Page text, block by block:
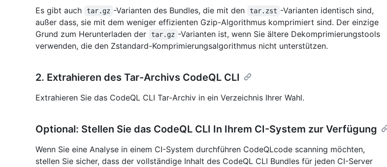
Es gibt auch
tar.gz -Varianten des Bundles, die mit den tar.zst -Varianten identisch sind,
außer dass, sie mit dem weniger effizienten Gzip-Algorithmus komprimiert sind. Der einzige
Grund zum Herunterladen der
tar.gz -Varianten ist, wenn Sie ältere Dekomprimierungstools
verwenden, die den Zstandard-Komprimierungsalgorithmus nicht unterstützen.
2. Extrahieren des Tar-Archivs CodeQL CLI
Extrahieren Sie das CodeQL CLI Tar-Archiv in ein Verzeichnis Ihrer Wahl.
Optional: Stellen Sie das CodeQL CLI In Ihrem CI-System zur Verfügung
Wenn Sie eine Analyse in einem CI-System durchführen CodeQLcode scanning möchten,
stellen Sie sicher, dass der vollständige Inhalt des CodeQL CLI Bundles für jeden CI-Server